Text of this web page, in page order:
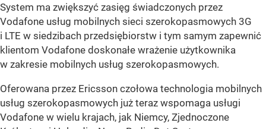
System ma zwiększyć zasięg świadczonych przez
Vodafone usług mobilnych sieci szerokopasmowych 3G
i LTE w siedzibach przedsiębiorstw i tym samym zapewnić
klientom Vodafone doskonałe wrażenie użytkownika
w zakresie mobilnych usług szerokopasmowych.
Oferowana przez Ericsson czołowa technologia mobilnych
usług szerokopasmowych już teraz wspomaga usługi
Vodafone w wielu krajach, jak Niemcy, Zjednoczone